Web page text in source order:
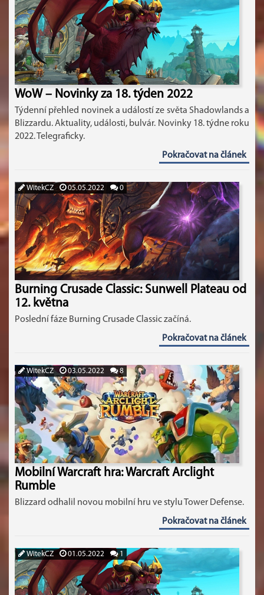
WoW – Novinky za 18. týden 2022
Týdenní přehled novinek a událostí ze světa Shadowlands a
Blizzardu. Aktuality, události, bulvár. Novinky 18. týdne roku
2022. Telegraficky.
Pokračovat na článek
WitekCZ 05.05.2022 0
Burning Crusade Classic: Sunwell Plateau od
12. května
Poslední fáze Burning Crusade Classic začíná.
Pokračovat na článek
WitekCZ 03.05.2022 8
Mobilní Warcraft hra: Warcraft Arclight
Rumble
Blizzard odhalil novou mobilní hru ve stylu Tower Defense.
Pokračovat na článek
WitekCZ 01.05.2022 1